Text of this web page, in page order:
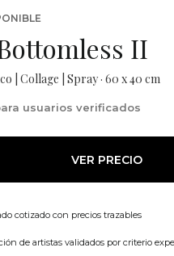
II
| Collage | Spray · 60 x 40 cm
usuarios verificados
VER PRECIO
cotizado con precios trazables
de artistas validados por criterio